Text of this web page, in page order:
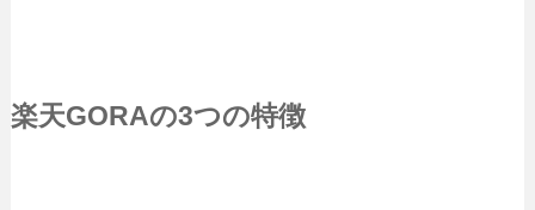
楽天GORAの3つの特徴